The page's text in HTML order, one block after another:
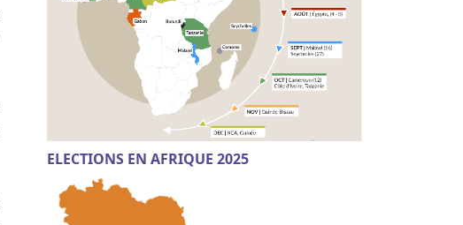
ELECTIONS EN AFRIQUE 2025